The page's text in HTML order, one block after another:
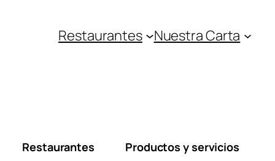
Restaurantes Nuestra Carta
Restaurantes
Productos y servicios